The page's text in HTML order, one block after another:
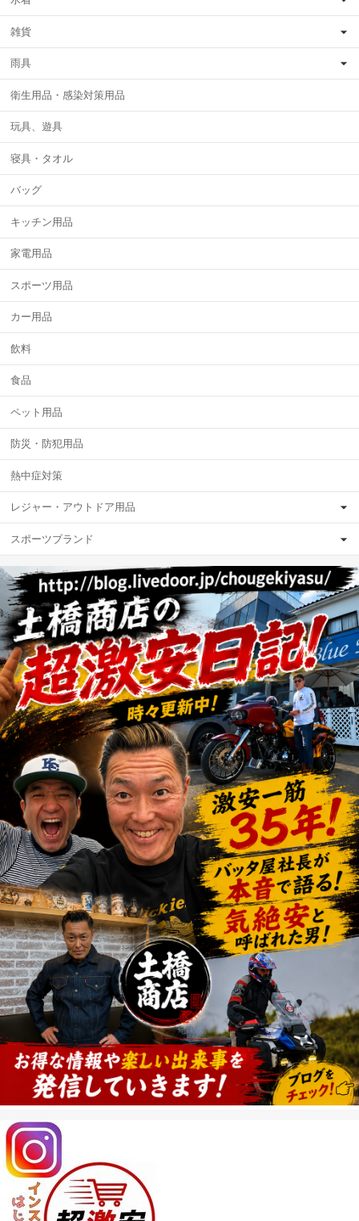
雑貨
雨具
衛生用品・感染対策用品
玩具、遊具
寝具・タオル
バッグ
キッチン用品
家電用品
スポーツ用品
カー用品
飲料
食品
ペット用品
防災・防犯用品
熱中症対策
レジャー・アウトドア用品
スポーツブランド